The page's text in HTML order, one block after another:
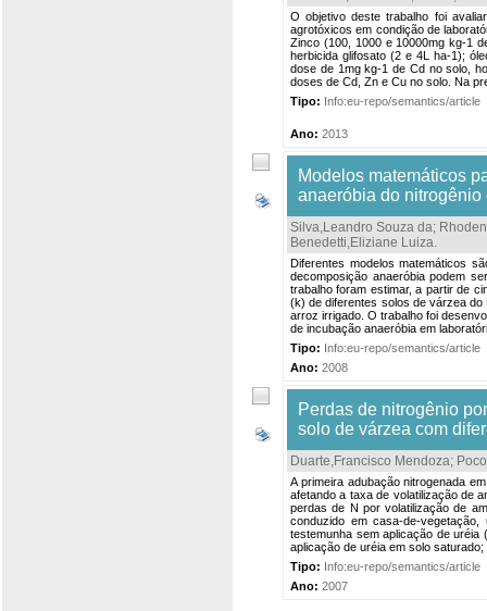
O objetivo deste trabalho foi
agrotóxicos em condição de
Zinco (100, 1000 e 10000mg kg-1
herbicida glifosato (2 e 4L ha-1);
dose de 1mg kg-1 de Cd no solo,
doses de Cd, Zn e Cu no solo. Na
Tipo: Info:eu-repo/semantics/article
Ano: 2013
Modelos matemáticos
anaeróbia do
Silva,Leandro Souza da;
Benedetti,Eliziane Luiza.
Diferentes modelos matemáticos
decomposição anaeróbia podem
trabalho foram estimar, a partir de
(k) de diferentes solos de várzea
arroz irrigado. O trabalho foi
de incubação anaeróbia em
Tipo: Info:eu-repo/semantics/article
Ano: 2008
Perdas de nitrogênio
solo de várzea com
Duarte,Francisco Mendoza;
A primeira adubação nitrogenada
afetando a taxa de volatilização de
perdas de N por volatilização de
conduzido em casa-de-
testemunha sem aplicação de uréia
aplicação de uréia em solo
Tipo: Info:eu-repo/semantics/article
Ano: 2007